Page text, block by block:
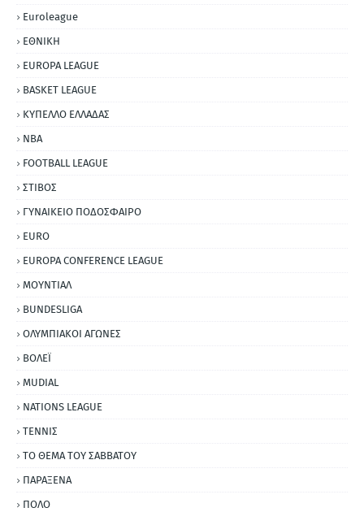
Euroleague
ΕΘΝΙΚΗ
EUROPA LEAGUE
BASKET LEAGUE
ΚΥΠΕΛΛΟ ΕΛΛΑΔΑΣ
NBA
FOOTBALL LEAGUE
ΣΤΙΒΟΣ
ΓΥΝΑΙΚΕΙΟ ΠΟΔΟΣΦΑΙΡΟ
EURO
EUROPA CONFERENCE LEAGUE
ΜΟΥΝΤΙΑΛ
BUNDESLIGA
ΟΛΥΜΠΙΑΚΟΙ ΑΓΩΝΕΣ
ΒΟΛΕΪ
MUDIAL
NATIONS LEAGUE
ΤΕΝΝΙΣ
ΤΟ ΘΕΜΑ ΤΟΥ ΣΑΒΒΑΤΟΥ
ΠΑΡΑΞΕΝΑ
ΠΟΛΟ